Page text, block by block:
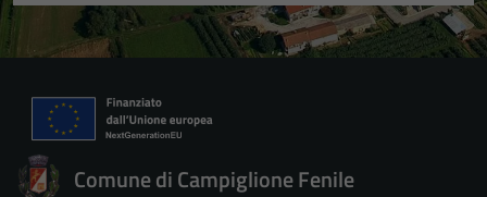
Comune di Campiglione Fenile